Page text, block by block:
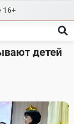
16+
детей